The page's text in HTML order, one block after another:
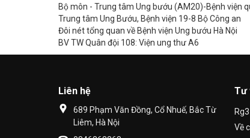
Bộ môn - Trung tâm Ung bướu (AM20)-Bệnh viện
Trung tâm Ung Bướu, Bệnh viện 19-8 Bộ Công an
Đôi nét tổng quan về Bệnh viện Ung bướu Hà Nội
BV TW Quân đội 108: Viện ung thư A6
Liên hệ
689 Phạm Văn Đồng, Cổ Nhuế, Bắc Từ
Liêm, Hà Nội
Tư
Về